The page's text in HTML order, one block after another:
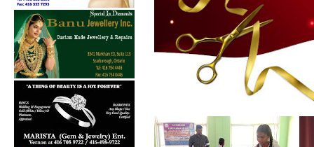
கல்குடா கல்வி வலயத்தின்
இணையத்தளம் ...